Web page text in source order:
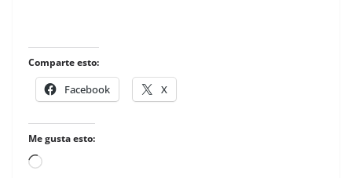
Comparte esto:
Facebook X
Me gusta esto:
Loading…